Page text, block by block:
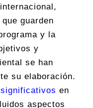
guarden
y la
y
se han
su elaboración.
en
aspectos